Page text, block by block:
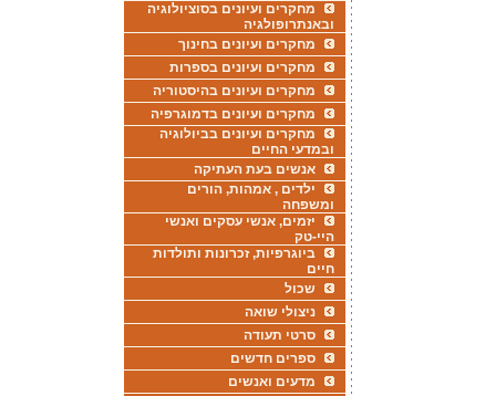
מחקרים ועיונים בסוציולוגיה
ובאנתרופולגיה
מחקרים ועיונים בחינוך
מחקרים ועיונים בספרות
מחקרים ועיונים בהיסטוריה
מחקרים ועיונים בדמוגרפיה
מחקרים ועיונים בביולוגיה
ובמדעי החיים
אנשים בעת העתיקה
ילדים , אמהות, הורים
ומשפחה
יזמים, אנשי עסקים ואנשי
היי-טק
ביוגרפיות, זכרונות ותולדות
חיים
שכול
ניצולי שואה
סרטי תעודה
ספרים חדשים
מדעים ואנשים